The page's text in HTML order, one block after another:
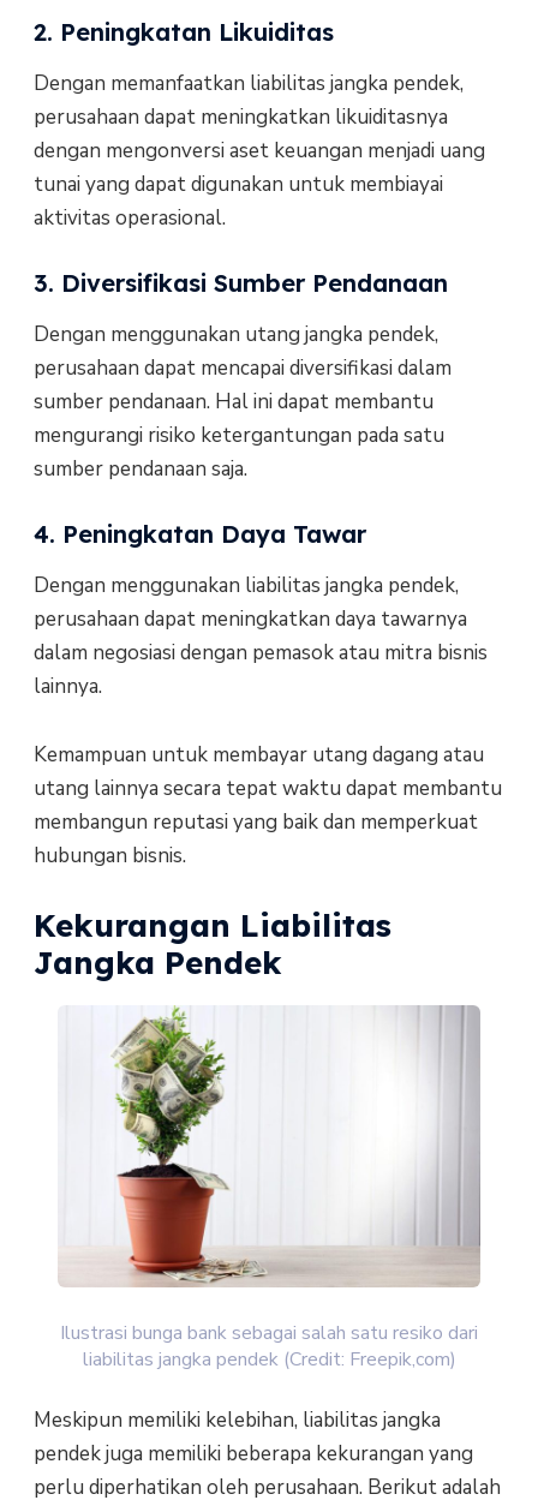
2. Peningkatan Likuiditas
Dengan memanfaatkan liabilitas jangka pendek,
perusahaan dapat meningkatkan likuiditasnya
dengan mengonversi aset keuangan menjadi uang
tunai yang dapat digunakan untuk membiayai
aktivitas operasional.
3. Diversifikasi Sumber Pendanaan
Dengan menggunakan utang jangka pendek,
perusahaan dapat mencapai diversifikasi dalam
sumber pendanaan. Hal ini dapat membantu
mengurangi risiko ketergantungan pada satu
sumber pendanaan saja.
4. Peningkatan Daya Tawar
Dengan menggunakan liabilitas jangka pendek,
perusahaan dapat meningkatkan daya tawarnya
dalam negosiasi dengan pemasok atau mitra bisnis
lainnya.
Kemampuan untuk membayar utang dagang atau
utang lainnya secara tepat waktu dapat membantu
membangun reputasi yang baik dan memperkuat
hubungan bisnis.
Kekurangan Liabilitas
Jangka Pendek
Ilustrasi bunga bank sebagai salah satu resiko dari
liabilitas jangka pendek (Credit: Freepik,com)
Meskipun memiliki kelebihan, liabilitas jangka
pendek juga memiliki beberapa kekurangan yang
perlu diperhatikan oleh perusahaan. Berikut adalah